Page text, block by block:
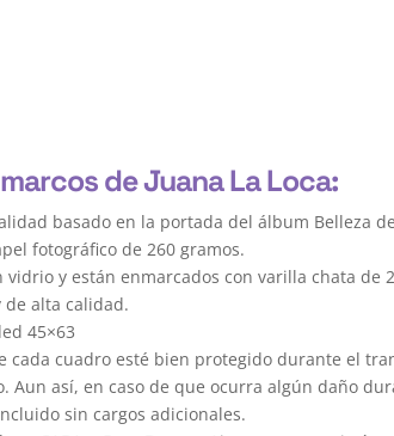
de Juana La Loca:
basado en la portada del álbum Belleza de
fotográfico de 260 gramos.
y están enmarcados con varilla chata
alta calidad.
45×63
cada cuadro esté bien protegido durante el
Aun así, en caso de que ocurra algún daño
sin cargos adicionales.